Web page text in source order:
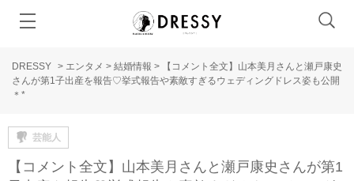
DRESSY > エンタメ > 結婚情報 >
【コメント全文】山本美月さんと瀬戸康史
さんが第1子出産を報告♡挙式報告や素敵すぎるウェディングドレス姿も公開
＊*
芸能人
【コメント全文】山本美月さんと瀬戸康史さんが第1